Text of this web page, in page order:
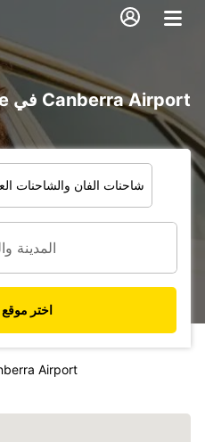
تأجير voiture و utilitaire في Canberra Airport
شاحنات الفان والشاحنات
اختر موقع
Airport